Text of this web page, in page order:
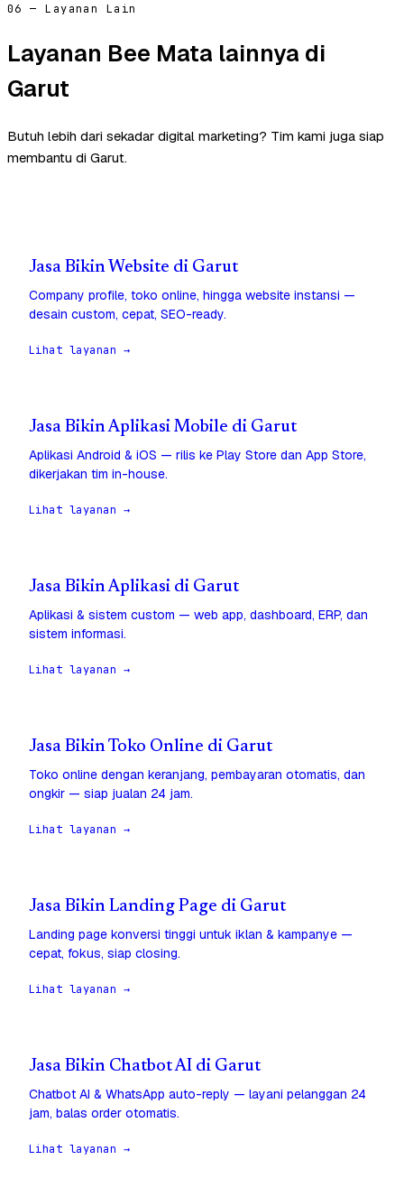
06 — Layanan Lain
Layanan Bee Mata lainnya di
Garut
Butuh lebih dari sekadar digital marketing? Tim kami juga siap
membantu di Garut.
Jasa Bikin Website di Garut
Company profile, toko online, hingga website instansi —
desain custom, cepat, SEO-ready.
Lihat layanan →
Jasa Bikin Aplikasi Mobile di Garut
Aplikasi Android & iOS — rilis ke Play Store dan App Store,
dikerjakan tim in-house.
Lihat layanan →
Jasa Bikin Aplikasi di Garut
Aplikasi & sistem custom — web app, dashboard, ERP, dan
sistem informasi.
Lihat layanan →
Jasa Bikin Toko Online di Garut
Toko online dengan keranjang, pembayaran otomatis, dan
ongkir — siap jualan 24 jam.
Lihat layanan →
Jasa Bikin Landing Page di Garut
Landing page konversi tinggi untuk iklan & kampanye —
cepat, fokus, siap closing.
Lihat layanan →
Jasa Bikin Chatbot AI di Garut
Chatbot AI & WhatsApp auto-reply — layani pelanggan 24
jam, balas order otomatis.
Lihat layanan →